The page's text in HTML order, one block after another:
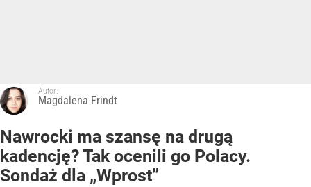
Autor:
Magdalena Frindt
Nawrocki ma szansę na drugą
kadencję? Tak ocenili go Polacy.
Sondaż dla „Wprost”